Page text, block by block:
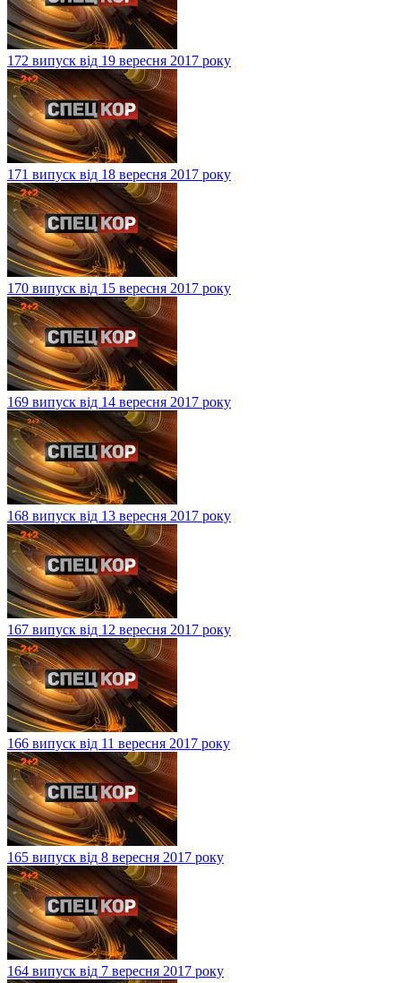
172 випуск від 19 вересня 2017 року
171 випуск від 18 вересня 2017 року
170 випуск від 15 вересня 2017 року
169 випуск від 14 вересня 2017 року
168 випуск від 13 вересня 2017 року
167 випуск від 12 вересня 2017 року
166 випуск від 11 вересня 2017 року
165 випуск від 8 вересня 2017 року
164 випуск від 7 вересня 2017 року